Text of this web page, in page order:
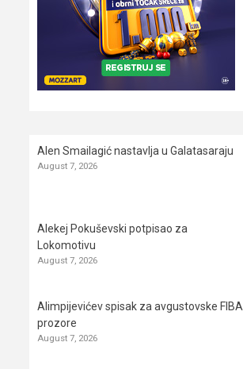
Alen Smailagić nastavlja u Galatasaraju
August 7, 2026
Alekej Pokuševski potpisao za
Lokomotivu
August 7, 2026
Alimpijevićev spisak za avgustovske FIBA
prozore
August 7, 2026